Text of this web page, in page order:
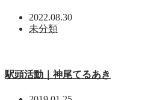
2022.08.30
未分類
駅頭活動｜神尾てるあき